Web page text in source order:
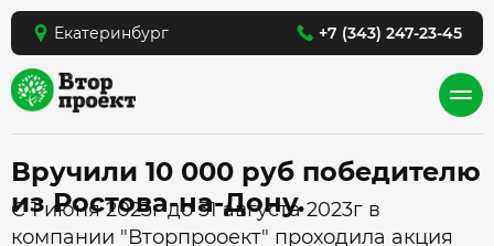
Екатеринбург +7 (343) 247-23-45
Вручили 10 000 руб победителю
из Ростова-на-Дону.
С 1 июня 2023г до 31 августа 2023г в
компании "Вторпрооект" проходила акция